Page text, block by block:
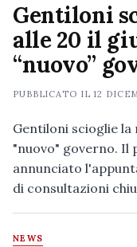
Gentiloni
alle 20 il
“nuovo”
PUBBLICATO IL12
Gentiloni scioglie
"nuovo" governo. Il
annunciato
di consultazioni
NEWS